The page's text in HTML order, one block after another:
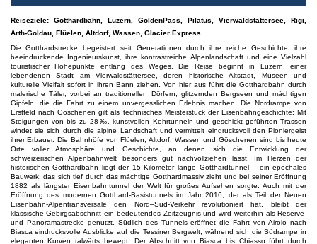
Reiseziele: Gotthardbahn, Luzern, GoldenPass, Pilatus, Vierwaldstättersee, Rigi,
Arth-Goldau, Flüelen, Altdorf, Wassen, Glacier Express
Die Gotthardstrecke begeistert seit Generationen durch ihre reiche Geschichte, ihre
beeindruckende Ingenieurskunst, ihre kontrastreiche Alpenlandschaft und eine Vielzahl
touristischer Höhepunkte entlang des Weges. Die Reise beginnt in Luzern, einer
lebendenen Stadt am Vierwaldstättersee, deren historische Altstadt, Museen und
kulturelle Vielfalt sofort in ihren Bann ziehen. Von hier aus führt die Gotthardbahn durch
malerische Täler, vorbei an traditionellen Dörfern, glitzernden Bergseen und mächtigen
Gipfeln, die die Fahrt zu einem unvergesslichen Erlebnis machen. Die Nordrampe von
Erstfeld nach Göschenen gilt als technisches Meisterstück der Eisenbahngeschichte: Mit
Steigungen von bis zu 28‰, kunstvollen Kehrtunneln und geschickt geführten Trassen
windet sie sich durch die alpine Landschaft und vermittelt eindrucksvoll den Pioniergeist
ihrer Erbauer. Die Bahnhöfe von Flüelen, Altdorf, Wassen und Göschenen sind bis heute
Orte voller Atmosphäre und Geschichte, an denen sich die Entwicklung der
schweizerischen Alpenbahnwelt besonders gut nachvollziehen lässt. Im Herzen der
historischen Gotthardbahn liegt der 15 Kilometer lange Gotthardtunnel – ein epochales
Bauwerk, das sich tief durch das mächtige Gotthardmassiv zieht und bei seiner Eröffnung
1882 als längster Eisenbahntunnel der Welt für großes Aufsehen sorgte. Auch mit der
Eröffnung des modernen Gotthard-Basistunnels im Jahr 2016, der als Teil der Neuen
Eisenbahn-Alpentransversale den Nord–Süd-Verkehr revolutioniert hat, bleibt der
klassische Gebirgsabschnitt ein bedeutendes Zeitzeugnis und wird weiterhin als Reserve-
und Panoramastrecke genutzt. Südlich des Tunnels eröffnet die Fahrt von Airolo nach
Biasca eindrucksvolle Ausblicke auf die Tessiner Bergwelt, während sich die Südrampe in
eleganten Kurven talwärts bewegt. Der Abschnitt von Biasca bis Chiasso führt durch